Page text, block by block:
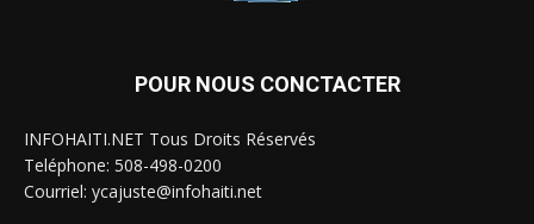
POUR NOUS CONCTACTER
INFOHAITI.NET Tous Droits Réservés
Teléphone: 508-498-0200
Courriel: ycajuste@infohaiti.net